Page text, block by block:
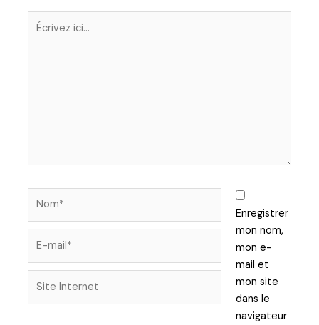
Enregistrer
mon nom,
mon e-
mail et
mon site
dans le
navigateur